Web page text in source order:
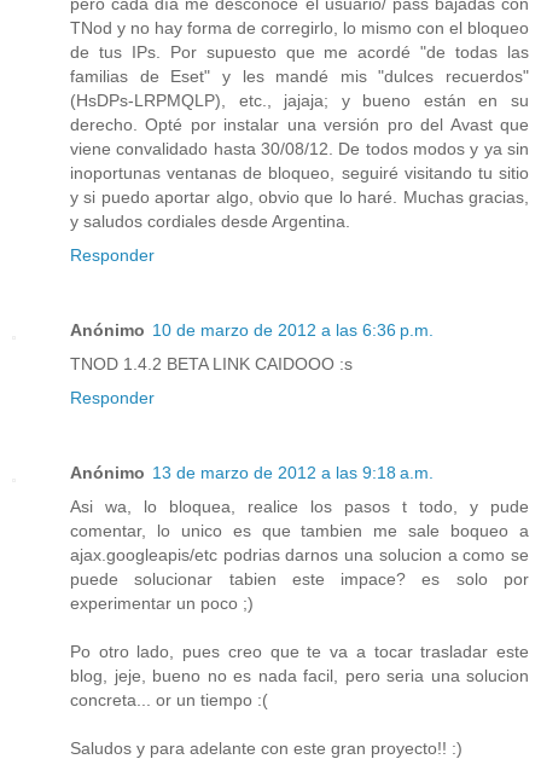
TNod y no hay forma de corregirlo, lo mismo con el bloqueo
de tus IPs. Por supuesto que me acordé "de todas las
familias de Eset" y les mandé mis "dulces recuerdos"
(HsDPs-LRPMQLP), etc., jajaja; y bueno están en su
derecho. Opté por instalar una versión pro del Avast que
viene convalidado hasta 30/08/12. De todos modos y ya sin
inoportunas ventanas de bloqueo, seguiré visitando tu sitio
y si puedo aportar algo, obvio que lo haré. Muchas gracias,
y saludos cordiales desde Argentina.
Responder
Anónimo 10 de marzo de 2012 a las 6:36 p.m.
TNOD 1.4.2 BETA LINK CAIDOOO :s
Responder
Anónimo 13 de marzo de 2012 a las 9:18 a.m.
Asi wa, lo bloquea, realice los pasos t todo, y pude
comentar, lo unico es que tambien me sale boqueo a
ajax.googleapis/etc podrias darnos una solucion a como se
puede solucionar tabien este impace? es solo por
experimentar un poco ;)
Po otro lado, pues creo que te va a tocar trasladar este
blog, jeje, bueno no es nada facil, pero seria una solucion
concreta... or un tiempo :(
Saludos y para adelante con este gran proyecto!! :)